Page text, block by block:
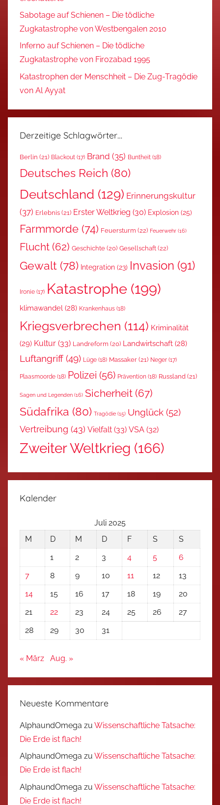
Sabotage auf Schienen – Die tödliche
Zugkatastrophe von Westbengalen 2010
Inferno auf Schienen – Die tödliche
Zugkatastrophe von Firozabad 1995
Katastrophen der Menschheit – Die Zug-Tragödie
von Al Ayyat
Derzeitige Schlagwörter…
Berlin (21) Blackout (17) Brand (35) Buntheit (18)
Deutsches Reich (80)
Deutschland (129) Erinnerungskultur
(37) Erlebnis (21) Erster Weltkrieg (30) Explosion (25)
Farmmorde (74) Feuersturm (22) Feuerwehr (16)
Flucht (62) Geschichte (20) Gesellschaft(22)
Gewalt (78) Integration (23) Invasion (91)
Ironie (17) Katastrophe (199)
klimawandel (28) Krankenhaus (18)
Kriegsverbrechen (114) Kriminalität
(29) Kultur (33) Landreform (20) Landwirtschaft (28)
Luftangriff (49) Lüge (18) Massaker (21) Neger (17)
Plaasmoorde (18) Polizei (56) Prävention (18) Russland (21)
Sagen und Legenden (16) Sicherheit (67)
Südafrika (80) Tragödie (15) Unglück (52)
Vertreibung (43) Vielfalt (33) VSA (32)
Zweiter Weltkrieg (166)
Kalender
Juli 2025
M
D M D F S
S
1
2 3 4 5
6
7
8 9 10 11 12
13
14
15 16 17 18 19
20
21
22 23 24 25 26
27
28
29 30 31
« März Aug. »
Neueste Kommentare
AlphaundOmega zu Wissenschaftliche Tatsache:
Die Erde ist flach!
AlphaundOmega zu Wissenschaftliche Tatsache:
Die Erde ist flach!
AlphaundOmega zu Wissenschaftliche Tatsache:
Die Erde ist flach!